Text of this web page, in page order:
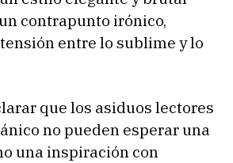
contrapunto irónico,
entre lo sublime y lo
que los asiduos lectores
no pueden esperar una
una inspiración con